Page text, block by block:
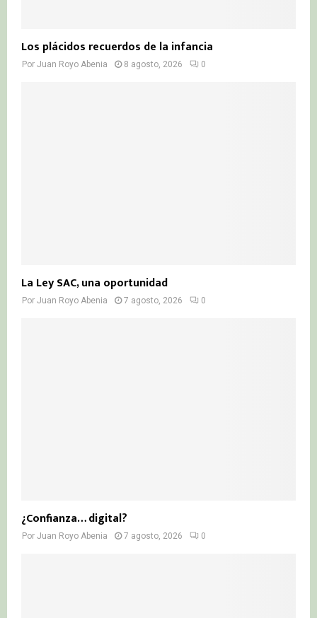
Los plácidos recuerdos de la infancia
Por Juan Royo Abenia 8 agosto, 2026 0
La Ley SAC, una oportunidad
Por Juan Royo Abenia 7 agosto, 2026 0
¿Confianza… digital?
Por Juan Royo Abenia 7 agosto, 2026 0